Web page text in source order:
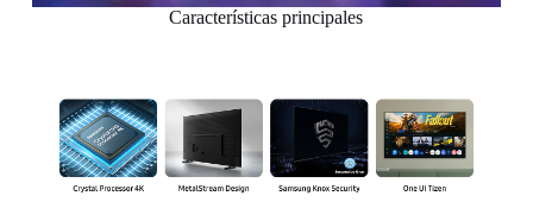
Características principales